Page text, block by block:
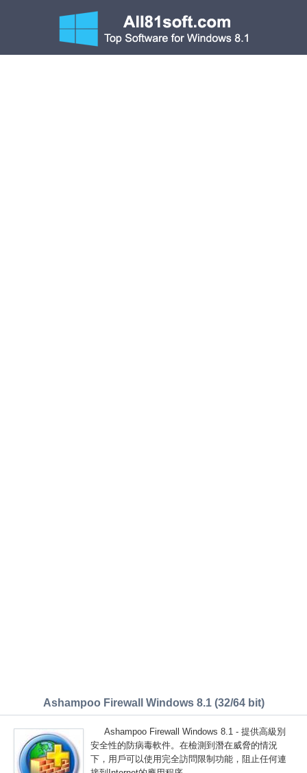
Ashampoo Firewall Windows 8.1 (32/64 bit)
Ashampoo Firewall Windows 8.1 - 提供高級別
安全性的防病毒軟件。在檢測到潛在威脅的情況
下，用戶可以使用完全訪問限制功能，阻止任何連